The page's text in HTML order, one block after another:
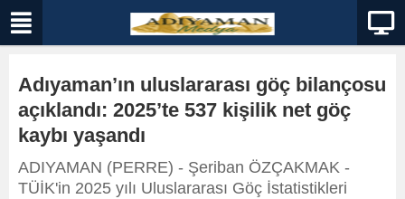
Adıyaman’ın uluslararası göç bilançosu
açıklandı: 2025’te 537 kişilik net göç
kaybı yaşandı
ADIYAMAN (PERRE) - Şeriban ÖZÇAKMAK -
TÜİK'in 2025 yılı Uluslararası Göç İstatistikleri